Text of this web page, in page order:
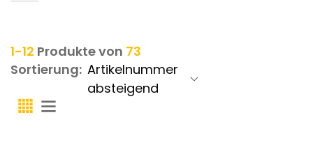
1-12 Produkte von 73
Sortierung: